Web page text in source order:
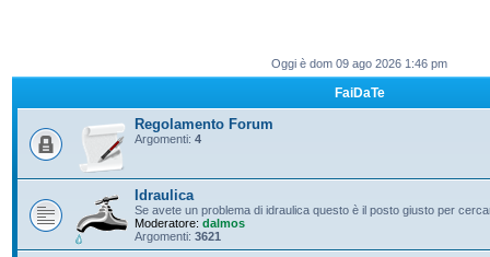
Oggi è dom 09 ago 2026 1:46 pm
FaiDaTe
Regolamento Forum
Argomenti: 4
Idraulica
Se avete un problema di idraulica questo è il posto giusto per
Moderatore: dalmos
Argomenti: 3621